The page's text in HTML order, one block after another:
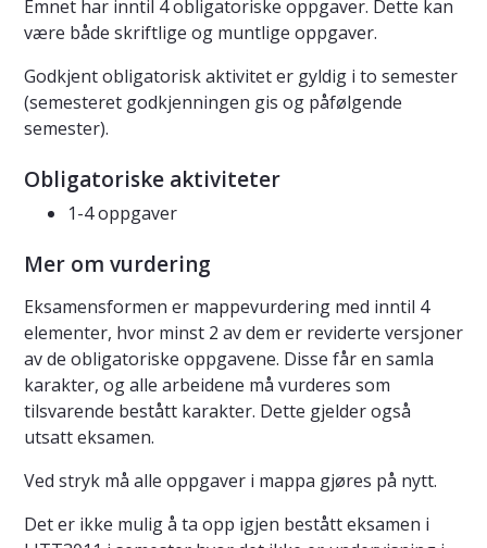
Emnet har inntil 4 obligatoriske oppgaver. Dette kan
være både skriftlige og muntlige oppgaver.
Godkjent obligatorisk aktivitet er gyldig i to semester
(semesteret godkjenningen gis og påfølgende
semester).
Obligatoriske aktiviteter
1-4 oppgaver
Mer om vurdering
Eksamensformen er mappevurdering med inntil 4
elementer, hvor minst 2 av dem er reviderte versjoner
av de obligatoriske oppgavene. Disse får en samla
karakter, og alle arbeidene må vurderes som
tilsvarende bestått karakter. Dette gjelder også
utsatt eksamen.
Ved stryk må alle oppgaver i mappa gjøres på nytt.
Det er ikke mulig å ta opp igjen bestått eksamen i